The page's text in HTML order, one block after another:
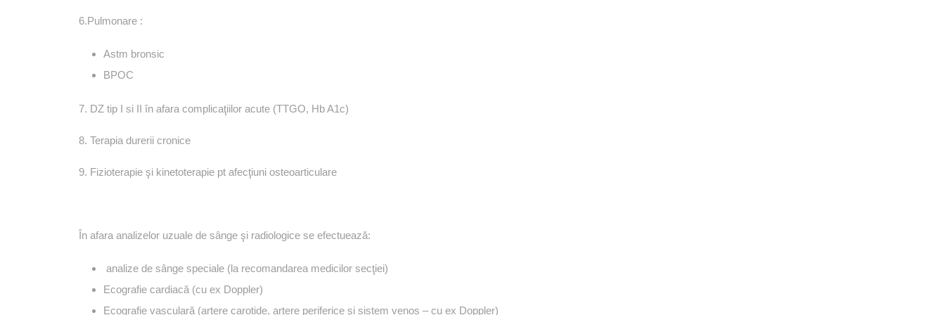
6.Pulmonare :
Astm bronsic
BPOC
7. DZ tip I si II în afara complicaţiilor acute (TTGO, Hb A1c)
8. Terapia durerii cronice
9. Fizioterapie şi kinetoterapie pt afecţiuni osteoarticulare
În afara analizelor uzuale de sânge şi radiologice se efectuează:
analize de sânge speciale (la recomandarea medicilor secţiei)
Ecografie cardiacă (cu ex Doppler)
Ecografie vasculară (artere carotide, artere periferice şi sistem venos – cu ex Doppler)